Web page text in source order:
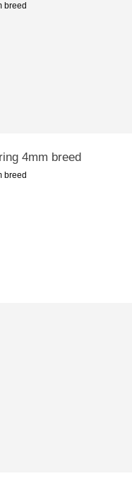
breed
4mm breed
breed